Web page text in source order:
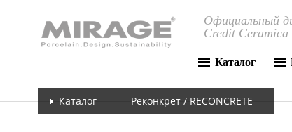
Официальный
Credit Ceramica
Каталог
Каталог Реконкрет / RECONCRETE